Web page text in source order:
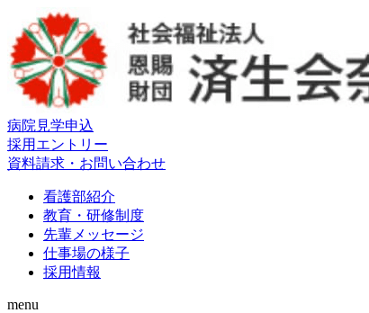
病院見学申込
採用エントリー
資料請求・お問い合わせ
看護部紹介
教育・研修制度
先輩メッセージ
仕事場の様子
採用情報
menu